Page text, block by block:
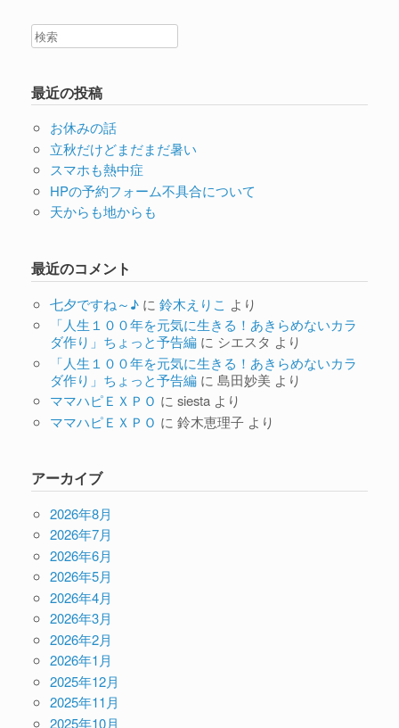
最近の投稿
お休みの話
立秋だけどまだまだ暑い
スマホも熱中症
HPの予約フォーム不具合について
天からも地からも
最近のコメント
七夕ですね～♪に 鈴木えりこ より
「人生１００年を元気に生きる！あきらめないカラ
ダ作り」ちょっと予告編に シエスタ より
「人生１００年を元気に生きる！あきらめないカラ
ダ作り」ちょっと予告編に 島田妙美 より
ママハピＥＸＰＯ に siestaより
ママハピＥＸＰＯ に 鈴木恵理子より
アーカイブ
2026年8月
2026年7月
2026年6月
2026年5月
2026年4月
2026年3月
2026年2月
2026年1月
2025年12月
2025年11月
2025年10月